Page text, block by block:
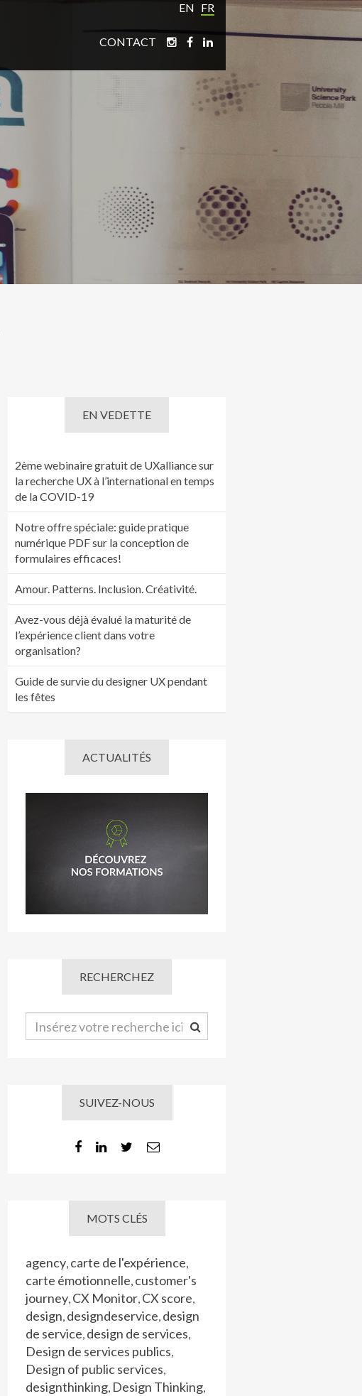
EN FR
CONTACT
EN VEDETTE
2ème webinaire gratuit de UXalliance sur
la recherche UX à l’international en temps
de la COVID-19
Notre offre spéciale: guide pratique
numérique PDF sur la conception de
formulaires efficaces!
Amour. Patterns. Inclusion. Créativité.
Avez-vous déjà évalué la maturité de
l’expérience client dans votre
organisation?
Guide de survie du designer UX pendant
les fêtes
ACTUALITÉS
RECHERCHEZ
SUIVEZ-NOUS
MOTS CLÉS
agency, carte de l'expérience,
carte émotionnelle, customer's
journey, CX Monitor, CX score,
design, designdeservice, design
de service, design de services,
Design de services publics,
Design of public services,
designthinking, Design Thinking,